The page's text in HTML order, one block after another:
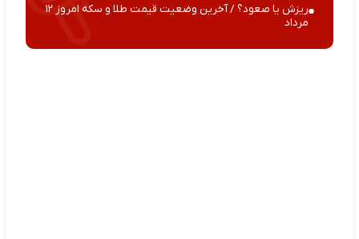
ریزش یا صعود؟ / آخرین وضعیت قیمت طلا و سکه امروز ۱۲
مرداد